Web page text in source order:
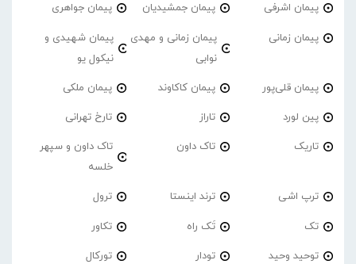
پیمان اشرفی پیمان جمشیدیان پیمان جواهری
پیمان زمانی
پیمان زمانی و مهدی
نوابی
پیمان شهیدی و
نیکول یو
پیمان قلی‌پور پیمان کاکاوند پیمان ملکی
پین لورد تاراز تارخ تهرانی
تاریک تاک داون
تاک داون و سپهر
خلسه
ترپ اشی ترند اینستا ترول
تک تَک راه تکاور
توحید وحید تودار تورکال